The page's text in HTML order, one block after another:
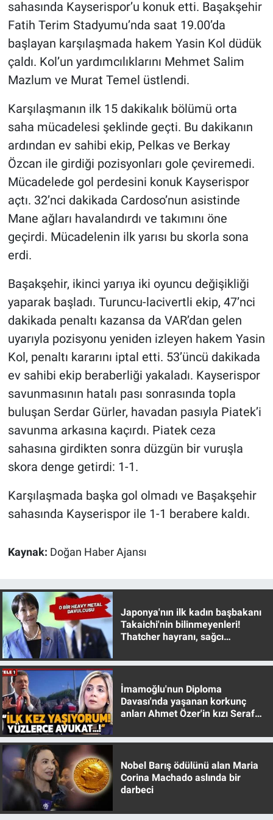
sahasında Kayserispor’u konuk etti. Başakşehir
Fatih Terim Stadyumu’nda saat 19.00’da
başlayan karşılaşmada hakem Yasin Kol düdük
çaldı. Kol’un yardımcılıklarını Mehmet Salim
Mazlum ve Murat Temel üstlendi.
Karşılaşmanın ilk 15 dakikalık bölümü orta
saha mücadelesi şeklinde geçti. Bu dakikanın
ardından ev sahibi ekip, Pelkas ve Berkay
Özcan ile girdiği pozisyonları gole çeviremedi.
Mücadelede gol perdesini konuk Kayserispor
açtı. 32’nci dakikada Cardoso’nun asistinde
Mane ağları havalandırdı ve takımını öne
geçirdi. Mücadelenin ilk yarısı bu skorla sona
erdi.
Başakşehir, ikinci yarıya iki oyuncu değişikliği
yaparak başladı. Turuncu-lacivertli ekip, 47’nci
dakikada penaltı kazansa da VAR’dan gelen
uyarıyla pozisyonu yeniden izleyen hakem Yasin
Kol, penaltı kararını iptal etti. 53’üncü dakikada
ev sahibi ekip beraberliği yakaladı. Kayserispor
savunmasının hatalı pası sonrasında topla
buluşan Serdar Gürler, havadan pasıyla Piatek’i
savunma arkasına kaçırdı. Piatek ceza
sahasına girdikten sonra düzgün bir vuruşla
skora denge getirdi: 1-1.
Karşılaşmada başka gol olmadı ve Başakşehir
sahasında Kayserispor ile 1-1 berabere kaldı.
Kaynak: Doğan Haber Ajansı
Japonya'nın ilk kadın başbakanı
Takaichi'nin bilinmeyenleri!
Thatcher hayranı, sağcı
İmamoğlu'nun Diploma
Davası'nda yaşanan korkunç
anları Ahmet Özer'in kızı Seraf
Nobel Barış ödülünü alan Maria
Corina Machado aslında bir
darbeci
Gündem Özel
Günün görüntüsü
İlan
Kimdir
Koronavirüs
Kültür Sanat
Nedir
Popüler
Programlar
Sağlık
Spor
Teknoloji
Türkiye'nin Geleceği
Türkiye'nin Gündemi
Yerel Yaşam
Canlı Yayın